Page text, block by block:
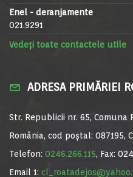
Enel - deranjamente
021.9291
Vedeți toate contactele utile
ADRESA PRIMĂRIEI
Str. Republicii nr. 65, Comuna
România, cod poștal: 087195,
Telefon: 0246.266.115, Fax:
Email 1: